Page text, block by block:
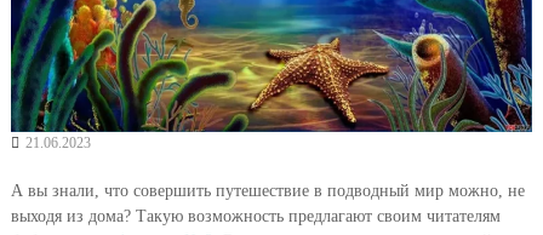
21.06.2023
А вы знали, что совершить путешествие в подводный мир можно, не
выходя из дома? Такую возможность предлагают своим читателям